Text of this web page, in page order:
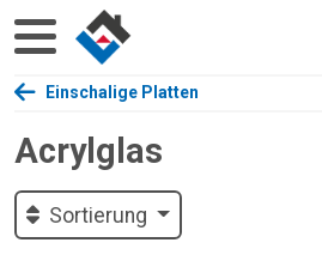
Einschalige Platten
Acrylglas
Sortierung